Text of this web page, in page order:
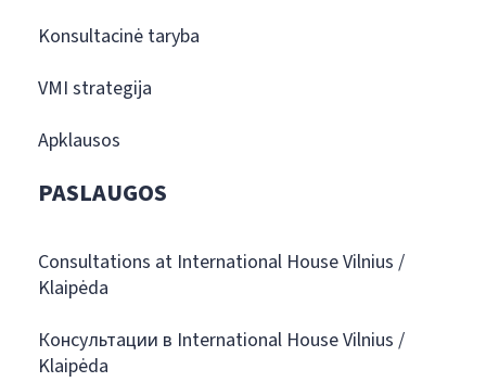
Konsultacinė taryba
VMI strategija
Apklausos
PASLAUGOS
Consultations at International House Vilnius /
Klaipėda
Консультации в International House Vilnius /
Klaipėda